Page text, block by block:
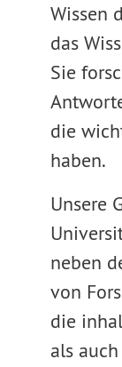
Wissen
das
Sie
die
haben.
Unsere
neben
von
die
als